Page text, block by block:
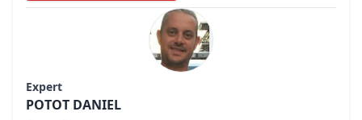
Expert
POTOT DANIEL